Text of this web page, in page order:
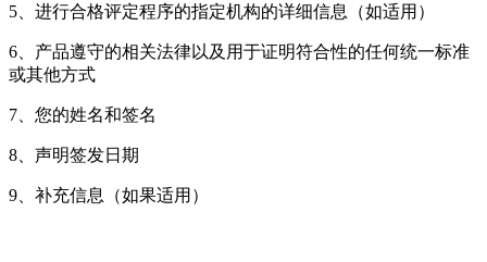
5、进行合格评定程序的指定机构的详细信息（如适用）
6、产品遵守的相关法律以及用于证明符合性的任何统一标准
或其他方式
7、您的姓名和签名
8、声明签发日期
9、补充信息（如果适用）